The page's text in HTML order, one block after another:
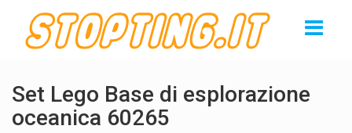
Set Lego Base di esplorazione
oceanica 60265